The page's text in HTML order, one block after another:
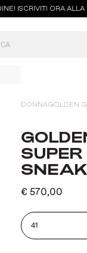
ISCRIVITI ORA ALLA
DONNAGOLDEN
€ 570,00
41